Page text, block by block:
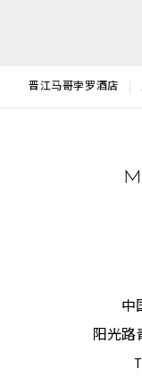
晋江马哥孛罗酒店
中
阳光路
T